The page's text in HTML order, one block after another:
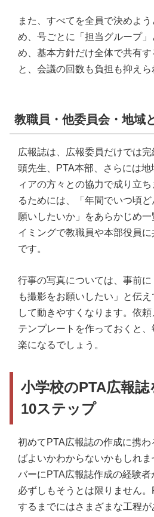
また、すべてを全員で決めよ
め、号ごとに「担当グループ
め、基本方針だけ全体で共有
と、会議の回数も負担も抑えら
教職員・他委員会・地域
広報誌は、広報委員だけでは
頭先生、PTA本部、さらには
ィアの方々との協力で成り立
るためには、「年間でいつ頃
願いしたいか」をあらかじめ
イミングで教職員や本部役員
です。
行事の写真については、事前
も撮影をお願いしたい」と伝
して動きやすくなります。依
テンプレートを作っておくと
楽になるでしょう。
小学校のPTA広報
10ステップ
初めてPTA広報誌の作成に携
ばよいかわからないかもしれ
バーにPTA広報誌作成の経験者
必ずしもそうとは限りません
するまでにはさまざまな工程